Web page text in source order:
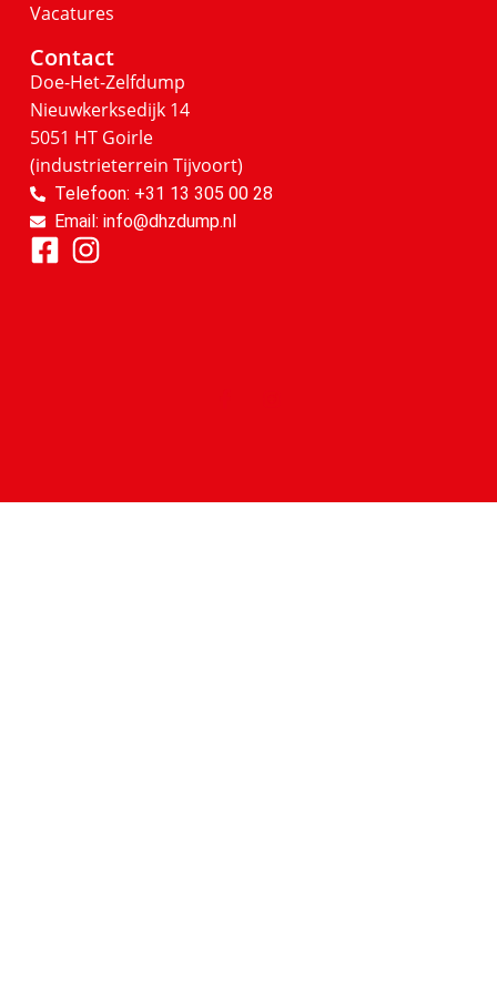
Vacatures
Contact
Doe-Het-Zelfdump
Nieuwkerksedijk 14
5051 HT Goirle
(industrieterrein Tijvoort)
Telefoon: +31 13 305 00 28
Email: info@dhzdump.nl